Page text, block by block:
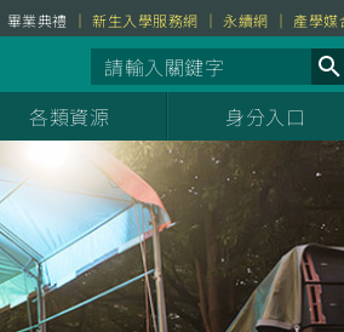
畢業典禮 新生入學服務網 永續網 產學媒
各類資源 身分入口